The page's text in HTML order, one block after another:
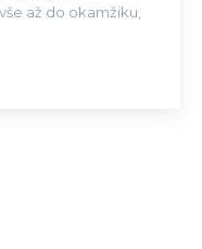
až do okamžiku,